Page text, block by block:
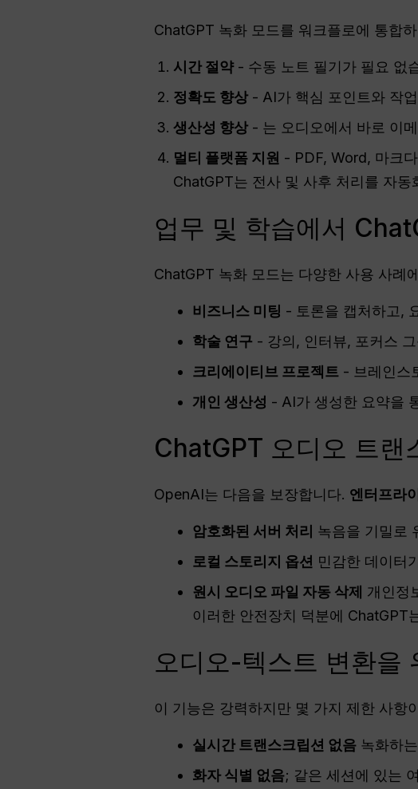
ChatGPT 녹화 모드를 워크플로에 통합
시간 절약 - 수동 노트 필기가 필요 없
정확도 향상 - AI가 핵심 포인트와 작
생산성 향상 - 는 오디오에서 바로 이
멀티 플랫폼 지원 - PDF, Word, 마크
ChatGPT는 전사 및 사후 처리를 자
업무 및 학습에서
ChatGPT 녹화 모드는 다양한 사용 사례
비즈니스 미팅 - 토론을 캡처하고,
학술 연구 - 강의, 인터뷰, 포커스
크리에이티브 프로젝트 - 브레인스
개인 생산성 - AI가 생성한 요약을
ChatGPT 오디오 트랜
OpenAI는 다음을 보장합니다. 엔터프라
암호화된 서버 처리 녹음을 기밀로
로컬 스토리지 옵션 민감한 데이터
원시 오디오 파일 자동 삭제 개인정
이러한 안전장치 덕분에 ChatGPT
오디오-텍스트 변환을
이 기능은 강력하지만 몇 가지 제한 사항
실시간 트랜스크립션 없음 녹화하
화자 식별 없음; 같은 세션에 있는